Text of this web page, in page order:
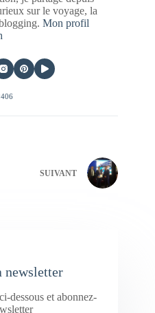
sur le voyage, la
Mon profil
SUIVANT
newsletter
dessous et abonnez-